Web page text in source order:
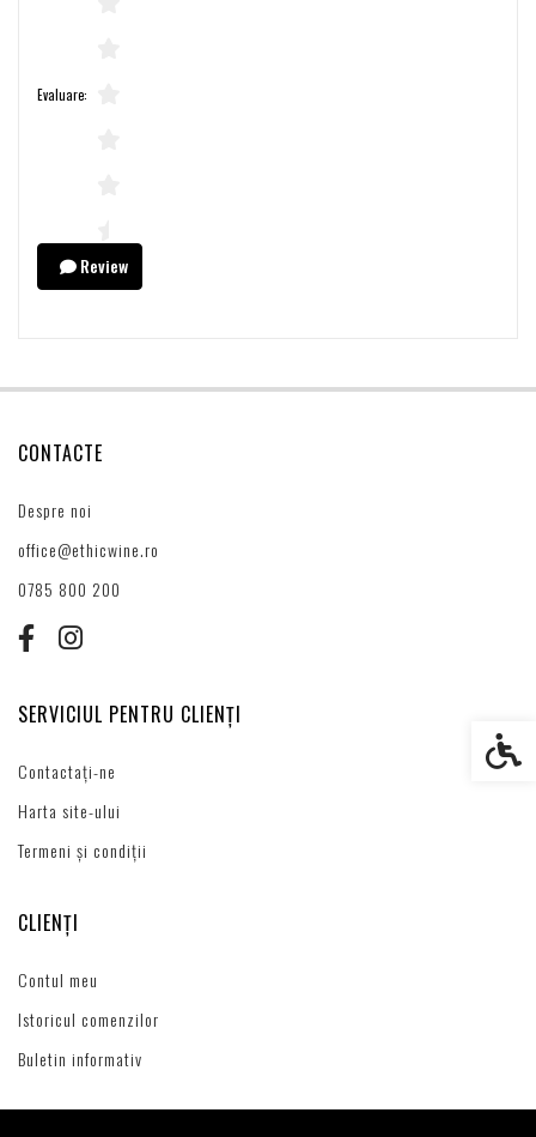
Evaluare:
Review
CONTACTE
Despre noi
office@ethicwine.ro
0785 800 200
SERVICIUL PENTRU CLIENȚI
Contactați-ne
Harta site-ului
Termeni și condiții
CLIENȚI
Contul meu
Istoricul comenzilor
Buletin informativ
Setări